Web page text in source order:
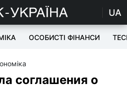
UA
ОСОБИСТІ ФІНАНСИ
соглашения о